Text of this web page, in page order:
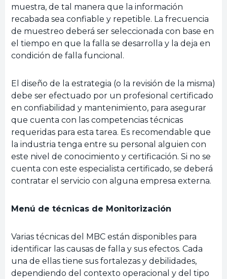
muestra, de tal manera que la información
recabada sea confiable y repetible. La frecuencia
de muestreo deberá ser seleccionada con base en
el tiempo en que la falla se desarrolla y la deja en
condición de falla funcional.
El diseño de la estrategia (o la revisión de la misma)
debe ser efectuado por un profesional certificado
en confiabilidad y mantenimiento, para asegurar
que cuenta con las competencias técnicas
requeridas para esta tarea. Es recomendable que
la industria tenga entre su personal alguien con
este nivel de conocimiento y certificación. Si no se
cuenta con este especialista certificado, se deberá
contratar el servicio con alguna empresa externa.
Menú de técnicas de Monitorización
Varias técnicas del MBC están disponibles para
identificar las causas de falla y sus efectos. Cada
una de ellas tiene sus fortalezas y debilidades,
dependiendo del contexto operacional y del tipo